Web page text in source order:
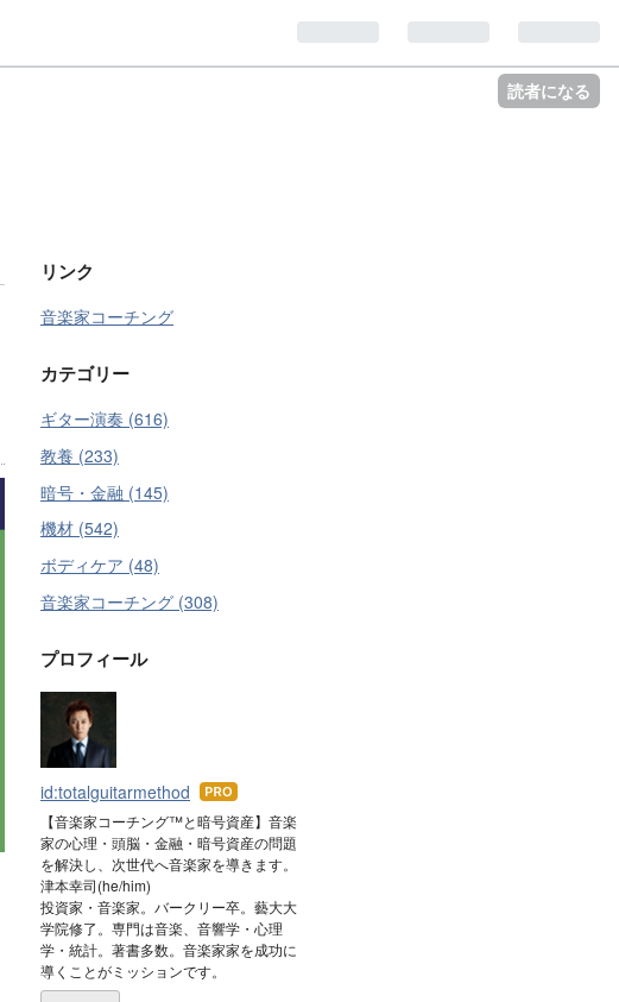
読者になる
リンク
音楽家コーチング
カテゴリー
ギター演奏 (616)
教養 (233)
暗号・金融 (145)
機材 (542)
ボディケア (48)
音楽家コーチング (308)
プロフィール
id:totalguitarmethod はて
なブ
ログ
Pro
【音楽家コーチング™と暗号資産】音楽
家の心理・頭脳・金融・暗号資産の問題
を解決し、次世代へ音楽家を導きます。
津本幸司(he/him)
投資家・音楽家。バークリー卒。藝大大
学院修了。専門は音楽、音響学・心理
学・統計。著書多数。音楽家家を成功に
導くことがミッションです。